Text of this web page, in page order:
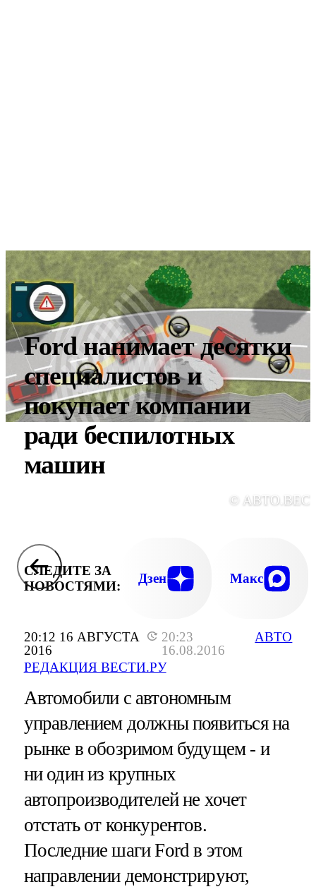
20:12 16 АВГУСТА
2016
20:23
16.08.2016
РЕДАКЦИЯ ВЕСТИ.РУ
АВТО
Ford нанимает десятки
специалистов и
покупает компании
ради беспилотных
машин
©
СЛЕДИТЕ ЗА
НОВОСТЯМИ:
Дзен Макс
Автомобили с автономным
управлением должны появиться на
рынке в обозримом будущем - и
ни один из крупных
автопроизводителей не хочет
отстать от конкурентов.
Последние шаги Ford в этом
направлении демонстрируют,